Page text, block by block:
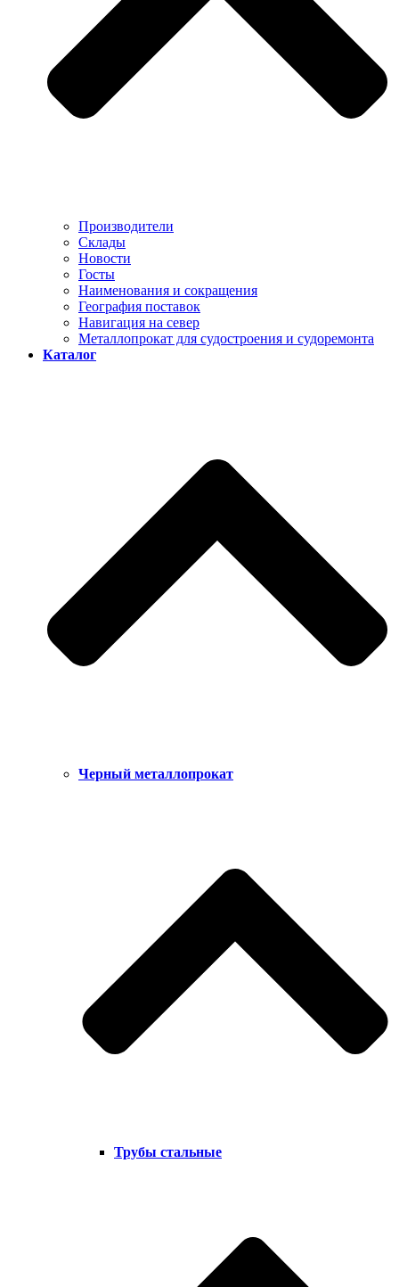
Производители
Склады
Новости
Госты
Наименования и сокращения
География поставок
Навигация на север
Металлопрокат для судостроения и судоремонта
Каталог
Черный металлопрокат
Трубы стальные